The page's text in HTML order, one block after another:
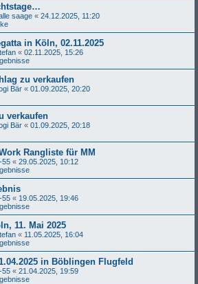
saage « 24.12.2025, 11:20
in Köln, 02.11.2025
« 02.11.2025, 15:26
zu verkaufen
Bär « 01.09.2025, 20:20
verkaufen
Bär « 01.09.2025, 20:18
Rangliste für MM
55 « 29.05.2025, 10:12
55 « 19.05.2025, 19:46
11. Mai 2025
« 11.05.2025, 16:04
in Böblingen Flugfeld
55 « 21.04.2025, 19:59